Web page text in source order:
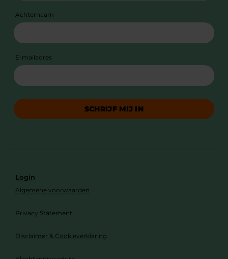
Achternaam
E-mailadres
SCHRIJF MIJ IN
Login
Algemene voorwaarden
Privacy Statement
Disclaimer & Cookieverklaring